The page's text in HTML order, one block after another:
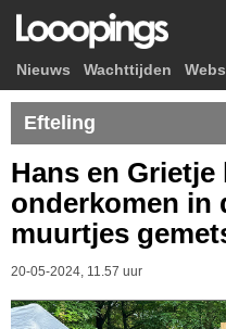
Nieuws Wachttijden
Efteling
Hans en
onderkomen in
muurtjes
20-05-2024, 11.57 uur